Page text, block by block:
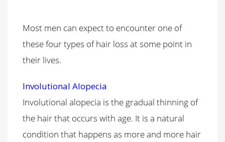
Most men can expect to encounter one of
these four types of hair loss at some point in
their lives.
Involutional Alopecia
Involutional alopecia is the gradual thinning of
the hair that occurs with age. It is a natural
condition that happens as more and more hair